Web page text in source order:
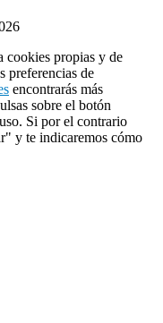
propias y de
preferencias de
encontrarás más
sobre el botón
Si por el contrario
y te indicaremos cómo